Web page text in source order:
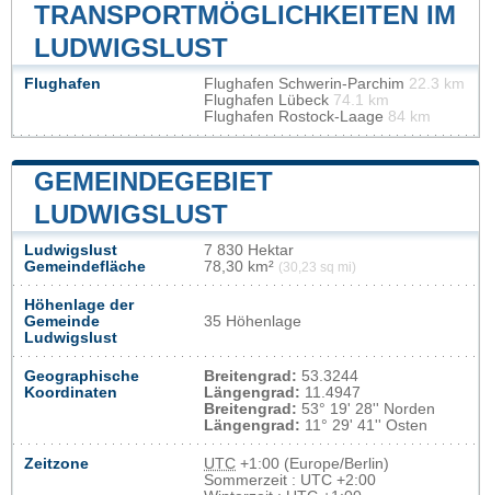
TRANSPORTMÖGLICHKEITEN IM
LUDWIGSLUST
Flughafen Flughafen Schwerin-Parchim 22.3 km
Flughafen Lübeck 74.1 km
Flughafen Rostock-Laage 84 km
GEMEINDEGEBIET
LUDWIGSLUST
Ludwigslust
Gemeindefläche
7 830 Hektar
78,30 km² (30,23 sq mi)
Höhenlage der
Gemeinde
Ludwigslust
35 Höhenlage
Geographische
Koordinaten
Breitengrad: 53.3244
Längengrad: 11.4947
Breitengrad: 53° 19' 28'' Norden
Längengrad: 11° 29' 41'' Osten
Zeitzone UTC +1:00 (Europe/Berlin)
Sommerzeit : UTC +2:00